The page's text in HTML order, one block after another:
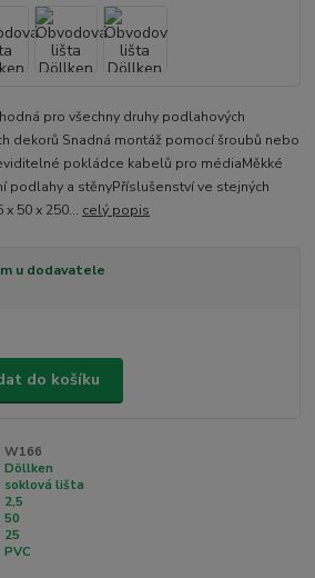
pro všechny druhy podlahových
dekorů Snadná montáž pomocí šroubů nebo
pokládce kabelů pro médiaMěkké
podlahy a stěnyPříslušenství ve stejných
50 x 250... celý popis
u dodavatele
do košíku
W166
Döllken
soklová lišta
2,5
50
25
PVC